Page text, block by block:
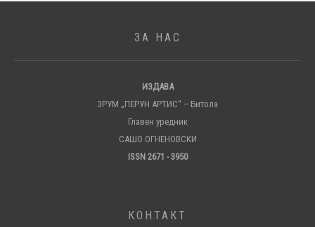
ЗА НАС
ИЗДАВА
ЗРУМ „ПЕРУН АРТИС“ – Битола
Главен уредник
САШО ОГНЕНОВСКИ
ISSN 2671 - 3950
КОНТАКТ